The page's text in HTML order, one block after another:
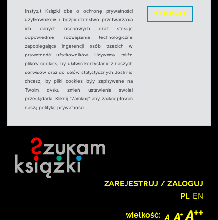
Instytut Książki dba o ochronę prywatności
użytkowników i bezpieczeństwo przetwarzania
ich danych osobowych oraz stosuje
odpowiednie rozwiązania technologiczne
zapobiegające ingerencji osób trzecich w
prywatność użytkowników. Używamy także
plików cookies, by ułatwić korzystanie z naszych
serwisów oraz do celów statystycznych.Jeśli nie
chcesz, by pliki cookies były zapisywane na
Twoim dysku zmień ustawienia swojej
przeglądarki. Kliknij "Zamknij" aby zaakceptować
naszą politykę prywatności.
ZAMKNIJ
ZAREJESTRUJ / ZALOGUJ
PL EN
wielkość: